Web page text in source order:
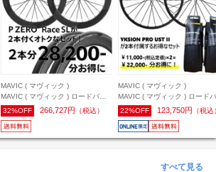
MAVIC ( マヴィック )
MAVIC ( マヴィック ) ロードバイ
ク用ホイール(ディスクブレーキ用)
COSMIC ( コスミック ) SLR 65
DCL 前後セット/シマノHG + ピレ
リ P ZERO Race SL 26c タイヤ
32%OFF 266,727円 （税込）
MAVIC ( マヴィック )
MAVIC ( マヴィック ) ロード
ク用ホイール(ディスクブレー
KSYRIUM SL ( キシリウム
DCL + YKSION PRO UST II
前後セット/シマノHG/700C
22%OFF 123,750円 （税
すべて見る